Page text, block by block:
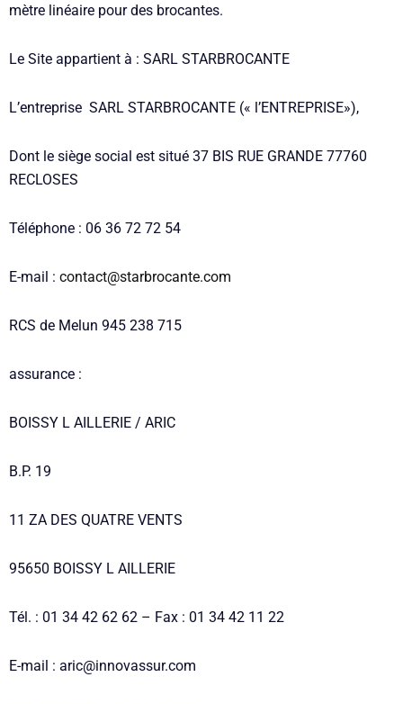
mètre linéaire pour des brocantes.
Le Site appartient à : SARL STARBROCANTE
L’entreprise SARL STARBROCANTE (« l’ENTREPRISE»),
Dont le siège social est situé 37 BIS RUE GRANDE 77760
RECLOSES
Téléphone : 06 36 72 72 54
E-mail : contact@starbrocante.com
RCS de Melun 945 238 715
assurance :
BOISSY L AILLERIE / ARIC
B.P. 19
11 ZA DES QUATRE VENTS
95650 BOISSY L AILLERIE
Tél. : 01 34 42 62 62 – Fax : 01 34 42 11 22
E-mail : aric@innovassur.com